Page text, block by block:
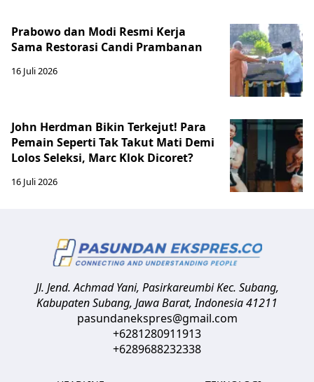
Prabowo dan Modi Resmi Kerja
Sama Restorasi Candi Prambanan
16 Juli 2026
John Herdman Bikin Terkejut! Para
Pemain Seperti Tak Takut Mati Demi
Lolos Seleksi, Marc Klok Dicoret?
16 Juli 2026
Jl. Jend. Achmad Yani, Pasirkareumbi Kec. Subang,
Kabupaten Subang, Jawa Barat,Indonesia41211
pasundanekspres@gmail.com
+6281280911913
+6289688232338